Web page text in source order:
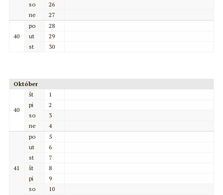
so
26
ne
27
40
po
28
ut
29
st
30
Október
40
št
1
pi
2
so
3
ne
4
41
po
5
ut
6
st
7
št
8
pi
9
so
10